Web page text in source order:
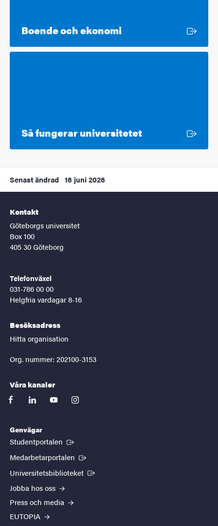
Boende och ekonomi
Så fungerar universitetetExtern länk
Senast ändrad 16 juni 2026
Kontakt
Göteborgs universitet
Box 100
405 30 Göteborg
Telefonväxel
031-786 00 00
Helgfria vardagar 8-16
Besöksadress
Hitta organisation
Org. nummer: 202100-3153
Våra kanaler
facebooklinkedinyoutubeinstagram
Genvägar
Studentportalen (Extern länk)
Medarbetarportalen (Extern länk)
Universitetsbiblioteket (Extern länk)
Jobba hos oss
Press och media
EUTOPIA